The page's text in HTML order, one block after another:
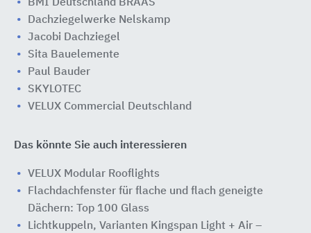
BMI Deutschland BRAAS
Dachziegelwerke Nelskamp
Jacobi Dachziegel
Sita Bauelemente
Paul Bauder
SKYLOTEC
VELUX Commercial Deutschland
Das könnte Sie auch interessieren
VELUX Modular Rooflights
Flachdachfenster für flache und flach geneigte
Dächern: Top 100 Glass
Lichtkuppeln, Varianten Kingspan Light + Air –